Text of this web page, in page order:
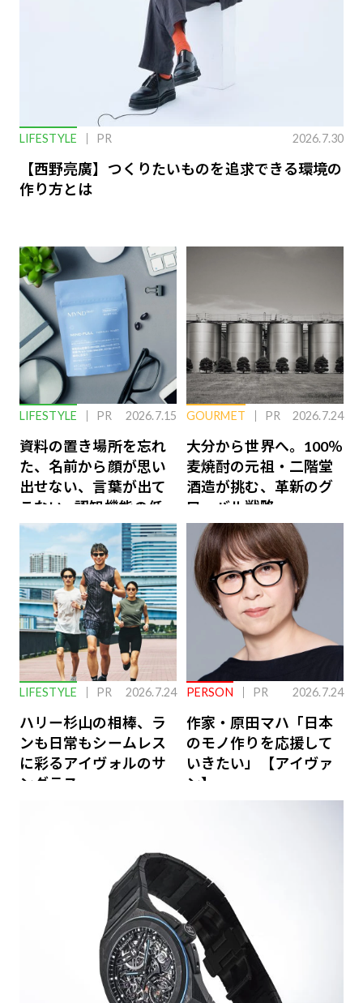
LIFESTYLE PR 2026.7.30
【西野亮廣】つくりたいものを追求できる環境の
作り方とは
LIFESTYLE PR 2026.7.15
資料の置き場所を忘れ
た、名前から顔が思い
出せない、言葉が出て
こない…認知機能の低
下を救う、脳のインナ
ーケアとは
GOURMET PR 2026.7.24
大分から世界へ。100％
麦焼酎の元祖・二階堂
酒造が挑む、革新のグ
ローバル戦略
LIFESTYLE PR 2026.7.24
ハリー杉山の相棒、ラ
ンも日常もシームレス
に彩るアイヴォルのサ
ングラス
PERSON PR 2026.7.24
作家・原田マハ「日本
のモノ作りを応援して
いきたい」【アイヴァ
ン】